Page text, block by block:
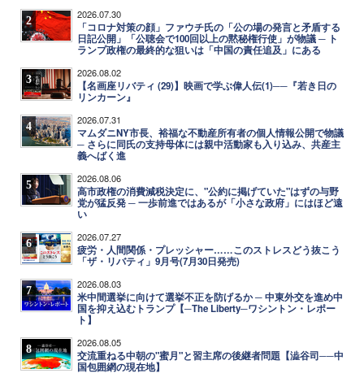
2 2026.07.30
「コロナ対策の顔」ファウチ氏の「公の場の発言と矛盾する
日記公開」「公聴会で100回以上の黙秘権行使」が物議 ─ ト
ランプ政権の最終的な狙いは「中国の責任追及」にある
3 2026.08.02
【名画座リバティ (29)】映画で学ぶ偉人伝(1)──『若き日の
リンカーン』
4 2026.07.31
マムダニNY市長、裕福な不動産所有者の個人情報公開で物議
─ さらに同氏の支持母体には親中活動家も入り込み、共産主
義へばく進
5 2026.08.06
高市政権の消費減税決定に、"公約に掲げていた"はずの与野
党が猛反発 ─ 一歩前進ではあるが「小さな政府」にはほど遠
い
6 2026.07.27
疲労・人間関係・プレッシャー……このストレスどう抜こう
「ザ・リバティ」9月号(7月30日発売)
7 2026.08.03
米中間選挙に向けて選挙不正を防げるか ─ 中東外交を進め中
国を抑え込むトランプ【─The Liberty─ワシントン・レポー
ト】
8 2026.08.05
交流重ねる中朝の"蜜月"と習主席の後継者問題【澁谷司──中
国包囲網の現在地】